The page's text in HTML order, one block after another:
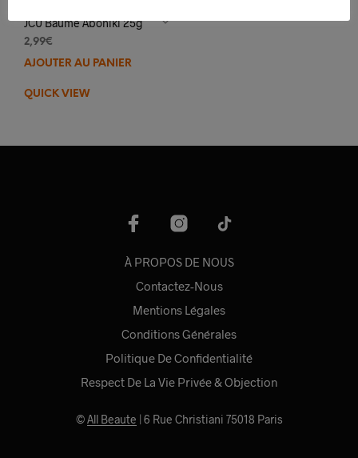
JCU Baume Aboniki 25g
2,99€
AJOUTER AU PANIER
QUICK VIEW
À PROPOS DE NOUS
Contactez-Nous
Mentions Légales
Conditions Générales
Politique De Confidentialité
Respect De La Vie Privée & Objection
©All Beaute | 6 Rue Christiani 75018 Paris